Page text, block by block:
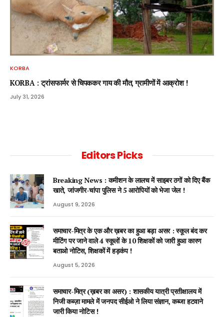
KORBA
KORBA : ट्रांसफार्मर से चिपककर गाय की मौत, ग्रामीणों में आक्रोश !
July 31, 2026
Editors Picks
Breaking News : कमीशन के लालच में साइबर ठगों को दिए बैंक
खाते, जांजगीर-चांपा पुलिस ने 5 आरोपियों को भेजा जेल !
August 9, 2026
समाचार-मित्र के एक और ख़बर का हुआ बड़ा असर : स्कूल बंद कर
मीटिंग पर जाने वाले 4 स्कूलों के 10 शिक्षकों को जारी हुआ कारण
बताओ नोटिस, शिक्षकों में हड़कंप !
August 5, 2026
समाचार-मित्र (ख़बर का असर) : शासकीय यात्री प्रतीक्षालय में
निजी कब्ज़ा मामले में जनपद सीईओ ने लिया संज्ञान, कब्जा हटवाने
जारी किया नोटिस !